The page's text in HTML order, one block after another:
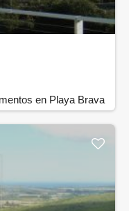
en Playa Brava